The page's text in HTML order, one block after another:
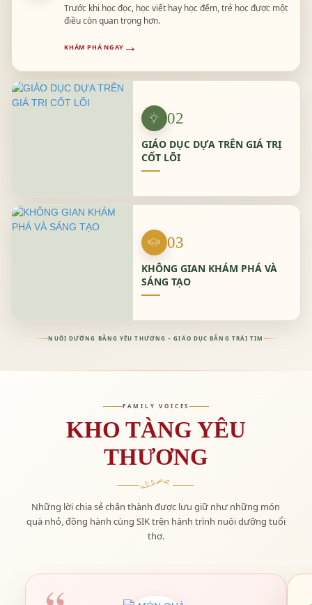
CHƯƠNG TRÌNH GÂY QUỸ THIỆN NGUYỆN "TỦ SÁCH
YÊU THƯƠNG"
BỮA TIỆC THÂN MẬT - MÙA THU CHO EM
POOL PARTY
SỰ KIỆN "NGÀY HỘI ĐỌC SÁCH" - SÁCH LÀ BẠN,
Trước khi học đọc, học viết hay học đếm, trẻ học được một
điều còn quan trọng hơn.
KHÁM PHÁ NGAY →
02
GIÁO DỤC DỰA TRÊN GIÁ TRỊ
CỐT LÕI
03
KHÔNG GIAN KHÁM PHÁ VÀ
SÁNG TẠO
NUÔI DƯỠNG BẰNG YÊU THƯƠNG – GIÁO DỤC BẰNG TRÁI TIM
FAMILY VOICES
KHO TÀNG YÊU
THƯƠNG
Những lời chia sẻ chân thành được lưu giữ như những món
quà nhỏ, đồng hành cùng SIK trên hành trình nuôi dưỡng tuổi
thơ.